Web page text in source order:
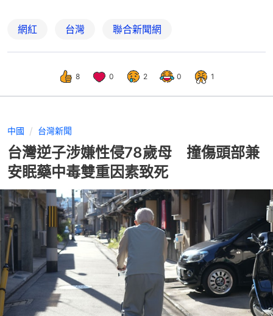
網紅 台灣 聯合新聞網
8 0 2 0 1
中國 台灣新聞
台灣逆子涉嫌性侵78歲母 撞傷頭部兼
安眠藥中毒雙重因素致死